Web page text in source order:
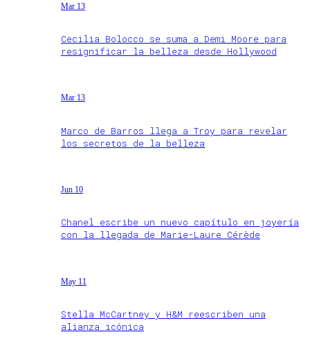
Mar 13
Cecilia Bolocco se suma a Demi Moore para
resignificar la belleza desde Hollywood
Mar 13
Marco de Barros llega a Troy para revelar
los secretos de la belleza
Jun 10
Chanel escribe un nuevo capítulo en joyería
con la llegada de Marie-Laure Cérède
May 11
Stella McCartney y H&M reescriben una
alianza icónica